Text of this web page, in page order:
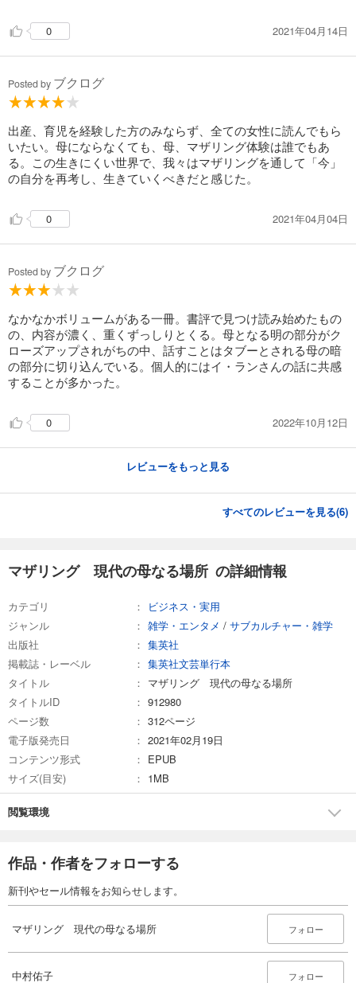
0 2021年04月14日
Posted by ブクログ
出産、育児を経験した方のみならず、全ての女性に読んでもら
いたい。母にならなくても、母、マザリング体験は誰でもあ
る。この生きにくい世界で、我々はマザリングを通して「今」
の自分を再考し、生きていくべきだと感じた。
0 2021年04月04日
Posted by ブクログ
なかなかボリュームがある一冊。書評で見つけ読み始めたもの
の、内容が濃く、重くずっしりとくる。母となる明の部分がク
ローズアップされがちの中、話すことはタブーとされる母の暗
の部分に切り込んでいる。個人的にはイ・ランさんの話に共感
することが多かった。
0 2022年10月12日
レビューをもっと見る
すべてのレビューを見る(6)
マザリング 現代の母なる場所 の詳細情報
カテゴリ
ビジネス・実用
ジャンル
雑学・エンタメ / サブカルチャー・雑学
出版社
集英社
掲載誌・レーベル
集英社文芸単行本
タイトル
マザリング 現代の母なる場所
タイトルID
912980
ページ数
312ページ
電子版発売日
2021年02月19日
コンテンツ形式
EPUB
サイズ(目安)
1MB
閲覧環境
作品・作者をフォローする
新刊やセール情報をお知らせします。
マザリング 現代の母なる場所 フォロー
中村佑子 フォロー